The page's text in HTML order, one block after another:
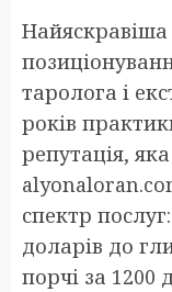
таролога і
років
репутація,
спектр
доларів до
порчі за 1200